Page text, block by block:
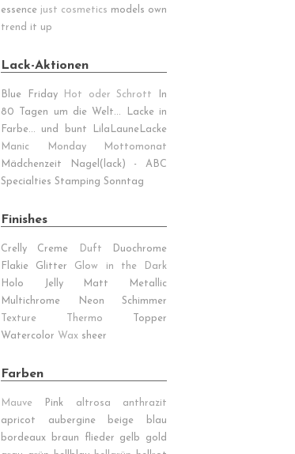
essence just cosmetics models own
trend it up
Lack-Aktionen
Blue Friday Hot oder Schrott
In
80 Tagen um die Welt...
Lacke in
Farbe... und bunt
LilaLauneLacke
Manic Monday
Mottomonat
Mädchenzeit
Nagel(lack) - ABC
Specialties Stamping Sonntag
Finishes
Crelly Creme Duft
Duochrome
Flakie
Glitter
Glow in the Dark
Holo
Jelly Matt
Metallic
Multichrome
Neon
Schimmer
Texture
Thermo
Topper
Watercolor Wax sheer
Farben
Mauve Pink altrosa
anthrazit
apricot
aubergine beige
blau
bordeaux
braun flieder gelb
gold